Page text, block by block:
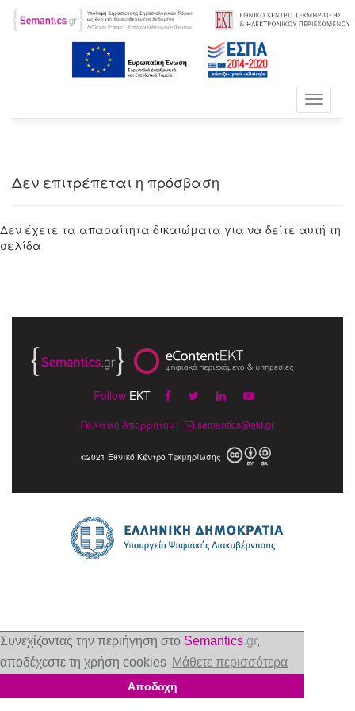
Συνεχίζοντας την περιήγηση στο Semantics.gr,
αποδέχεστε τη χρήση cookies Μάθετε περισσότερα
Αποδοχή
Toggle
Δεν επιτρέπεται η πρόσβαση
Δεν έχετε τα απαραίτητα δικαιώματα για να δείτε αυτή τη
σελίδα
Follow EKT
Πολιτική Απορρήτου semantics@ekt.gr
©2021 Εθνικό Κέντρο Τεκμηρίωσης